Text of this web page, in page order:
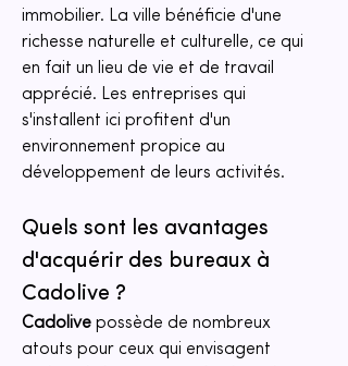
immobilier. La ville bénéficie d'une
richesse naturelle et culturelle, ce qui
en fait un lieu de vie et de travail
apprécié. Les entreprises qui
s'installent ici profitent d'un
environnement propice au
développement de leurs activités.
Quels sont les avantages
d'acquérir des bureaux à
Cadolive ?
Cadolive possède de nombreux
atouts pour ceux qui envisagent